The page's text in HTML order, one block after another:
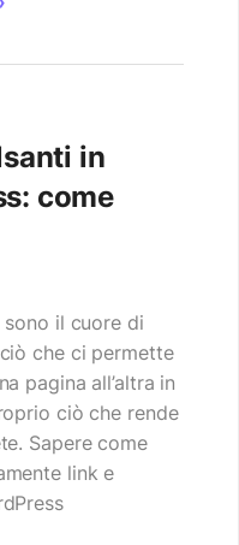
in
come
il cuore di
che ci permette
pagina all’altra in
ciò che rende
Sapere come
link e